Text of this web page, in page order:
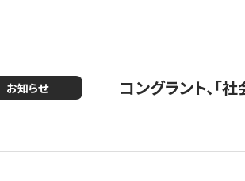
お知らせ コングラント、「